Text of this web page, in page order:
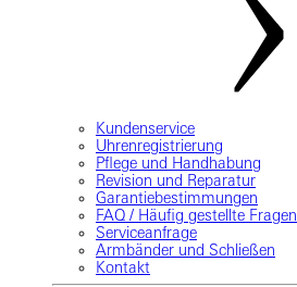
Kundenservice
Uhrenregistrierung
Pflege und Handhabung
Revision und Reparatur
Garantiebestimmungen
FAQ / Häufig gestellte Fragen
Serviceanfrage
Armbänder und Schließen
Kontakt